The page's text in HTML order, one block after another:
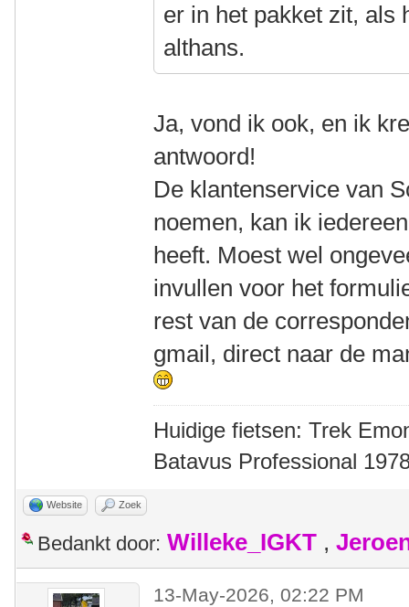
er in het pakket zit, als
althans.
Ja, vond ik ook, en ik
antwoord!
De klantenservice van
noemen, kan ik
heeft. Moest wel
invullen voor het
rest van de
gmail, direct naar de
Huidige fietsen: Trek
Batavus Professional
Website Zoek
Bedankt door: Willeke_IGKT ,
13-May-2026, 02:22 PM